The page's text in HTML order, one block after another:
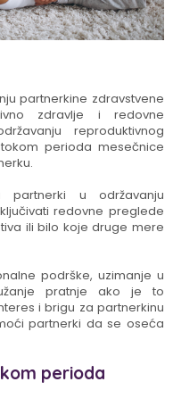
partnerkine zdravstvene
zdravlje i redovne
reproduktivnog
perioda mesečnice
u održavanju
redovne preglede
ili bilo koje druge mere
podrške, uzimanje u
pratnje ako je to
i brigu za partnerkinu
partnerki da se oseća
perioda